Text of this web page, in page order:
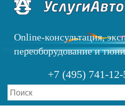
Перейти
содержанию
Online-консультация,
переоборудование и
+7 (495) 741-